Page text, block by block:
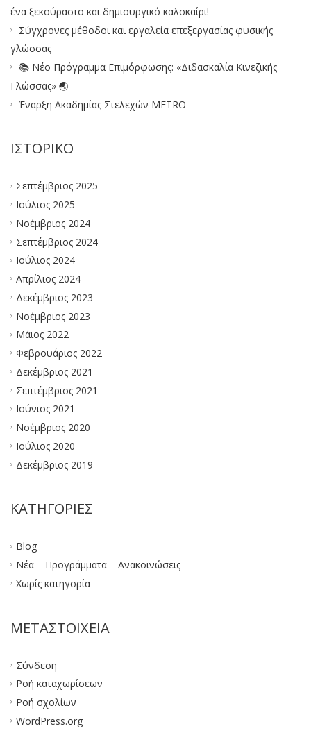
ένα ξεκούραστο και δημιουργικό καλοκαίρι!
Σύγχρονες μέθοδοι και εργαλεία επεξεργασίας φυσικής
γλώσσας
📚 Νέο Πρόγραμμα Επιμόρφωσης: «Διδασκαλία Κινεζικής
Γλώσσας» 🌏
Έναρξη Ακαδημίας Στελεχών METRO
ΙΣΤΟΡΙΚΌ
Σεπτέμβριος 2025
Ιούλιος 2025
Νοέμβριος 2024
Σεπτέμβριος 2024
Ιούλιος 2024
Απρίλιος 2024
Δεκέμβριος 2023
Νοέμβριος 2023
Μάιος 2022
Φεβρουάριος 2022
Δεκέμβριος 2021
Σεπτέμβριος 2021
Ιούνιος 2021
Νοέμβριος 2020
Ιούλιος 2020
Δεκέμβριος 2019
KΑΤΗΓΟΡΊΕΣ
Blog
Νέα – Προγράμματα – Ανακοινώσεις
Χωρίς κατηγορία
ΜΕΤΑΣΤΟΙΧΕΊΑ
Σύνδεση
Ροή καταχωρίσεων
Ροή σχολίων
WordPress.org